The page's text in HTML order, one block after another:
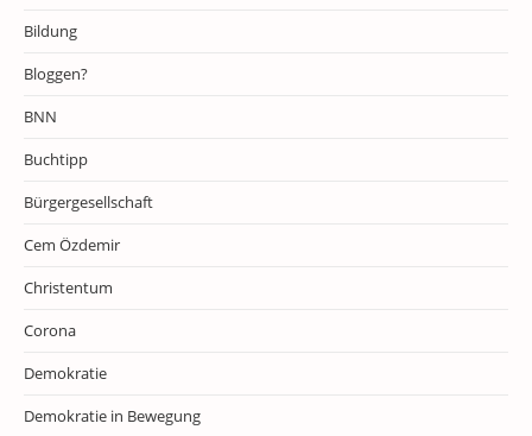
Bildung
Bloggen?
BNN
Buchtipp
Bürgergesellschaft
Cem Özdemir
Christentum
Corona
Demokratie
Demokratie in Bewegung